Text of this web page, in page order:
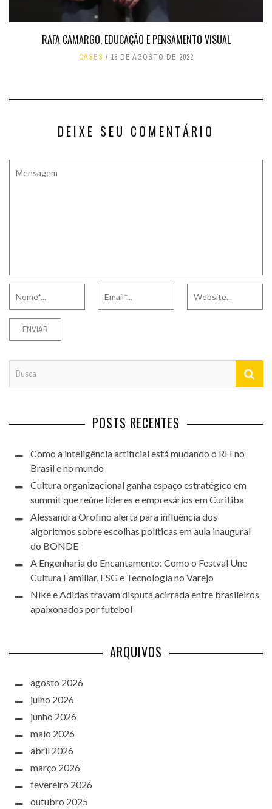
RAFA CAMARGO, EDUCAÇÃO E PENSAMENTO VISUAL
CASES 18 DE AGOSTO DE 2022
DEIXE SEU COMENTÁRIO
POSTS RECENTES
Como a inteligência artificial está mudando o RH no
Brasil e no mundo
Cultura organizacional ganha espaço estratégico em
summit que reúne líderes e empresários em Curitiba
Alessandra Orofino alerta para influência dos
algoritmos sobre escolhas políticas em aula inaugural
do BONDE
A Engenharia do Encantamento: Como o Festval Une
Cultura Familiar, ESG e Tecnologia no Varejo
Nike e Adidas travam disputa acirrada entre brasileiros
apaixonados por futebol
ARQUIVOS
agosto 2026
julho 2026
junho 2026
maio 2026
abril 2026
março 2026
fevereiro 2026
outubro 2025